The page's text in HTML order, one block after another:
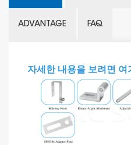
ADVANTAGE FAQ
자세한 내용을 보려면